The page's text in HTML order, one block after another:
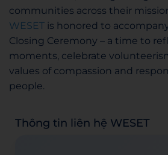
communities across their
WESET is honored to
Closing Ceremony – a time to
moments, celebrate
values of compassion and
people.
Thông tin liên hệ WESET